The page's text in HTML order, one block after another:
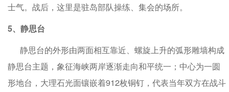
士气。战后，这里是驻岛部队操练、集会的场所。
5、静思台
静思台的外形由两面相互靠近、螺旋上升的弧形雕墙构成
静思台主题，象征海峡两岸逐渐走向和平统一；中心为一圆
形地台，大理石光面镶嵌着912枚铜钉，代表当年双方在战斗